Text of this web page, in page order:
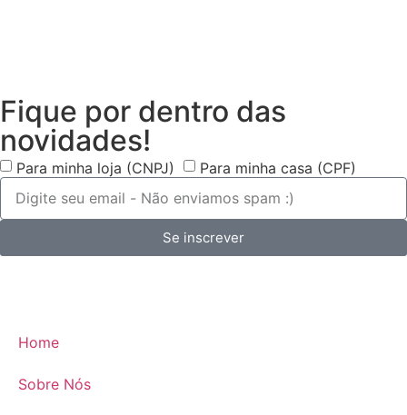
Fique por dentro das
novidades!
Para minha loja (CNPJ) Para minha casa (CPF)
Se inscrever
Home
Sobre Nós